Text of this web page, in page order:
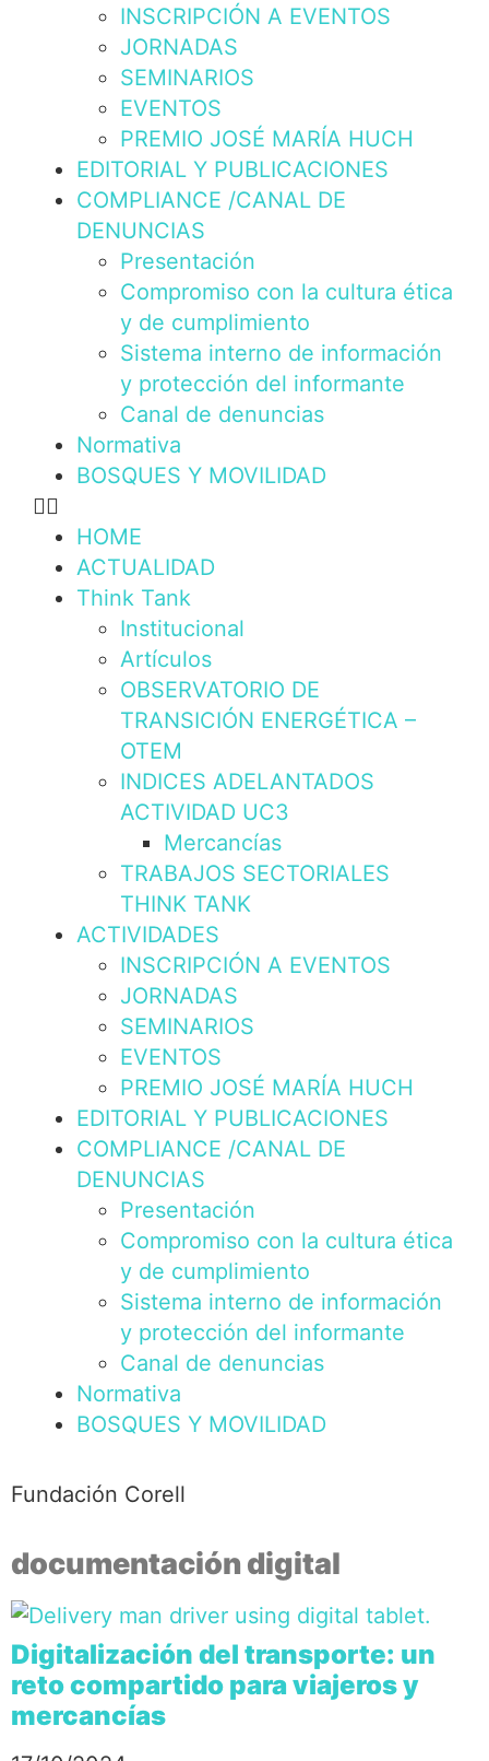
INSCRIPCIÓN A EVENTOS
JORNADAS
SEMINARIOS
EVENTOS
PREMIO JOSÉ MARÍA HUCH
EDITORIAL Y PUBLICACIONES
COMPLIANCE /CANAL DE
DENUNCIAS
Presentación
Compromiso con la cultura ética
y de cumplimiento
Sistema interno de información
y protección del informante
Canal de denuncias
Normativa
BOSQUES Y MOVILIDAD
HOME
ACTUALIDAD
Think Tank
Institucional
Artículos
OBSERVATORIO DE
TRANSICIÓN ENERGÉTICA –
OTEM
INDICES ADELANTADOS
ACTIVIDAD UC3
Mercancías
TRABAJOS SECTORIALES
THINK TANK
ACTIVIDADES
INSCRIPCIÓN A EVENTOS
JORNADAS
SEMINARIOS
EVENTOS
PREMIO JOSÉ MARÍA HUCH
EDITORIAL Y PUBLICACIONES
COMPLIANCE /CANAL DE
DENUNCIAS
Presentación
Compromiso con la cultura ética
y de cumplimiento
Sistema interno de información
y protección del informante
Canal de denuncias
Normativa
BOSQUES Y MOVILIDAD
Fundación Corell
documentación digital
Digitalización del transporte: un
reto compartido para viajeros y
mercancías